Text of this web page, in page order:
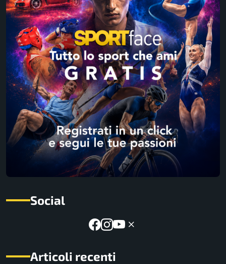
Social
Articoli recenti